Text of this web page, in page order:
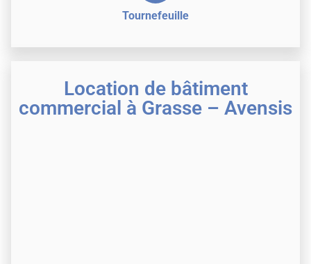
Tournefeuille
Location de bâtiment
commercial à Grasse – Avensis